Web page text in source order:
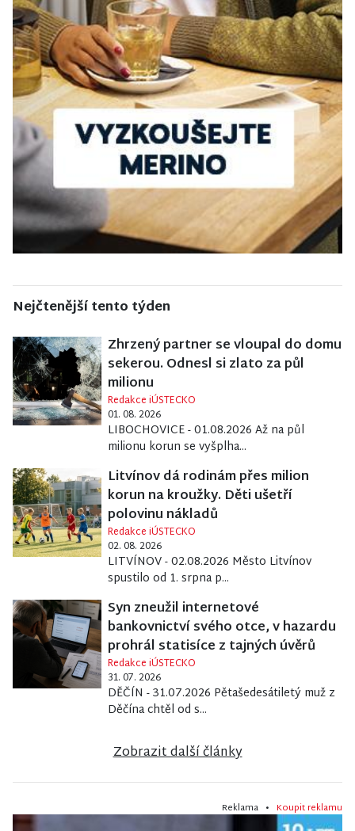
Nejčtenější tento týden
Zhrzený partner se vloupal do domu
sekerou. Odnesl si zlato za půl
milionu
Redakce iÚSTECKO
01. 08. 2026
LIBOCHOVICE - 01.08.2026 Až na půl
milionu korun se vyšplha...
Litvínov dá rodinám přes milion
korun na kroužky. Děti ušetří
polovinu nákladů
Redakce iÚSTECKO
02. 08. 2026
LITVÍNOV - 02.08.2026 Město Litvínov
spustilo od 1. srpna p...
Syn zneužil internetové
bankovnictví svého otce, v hazardu
prohrál statisíce z tajných úvěrů
Redakce iÚSTECKO
31. 07. 2026
DĚČÍN - 31.07.2026 Pětašedesátiletý muž z
Děčína chtěl od s...
Zobrazit další články
Reklama • Koupit reklamu